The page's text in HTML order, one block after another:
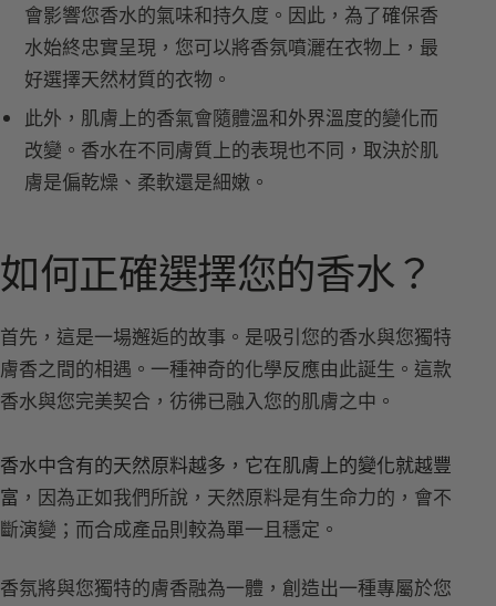
會影響您香水的氣味和持久度。因此，為了確保香
水始終忠實呈現，您可以將香氛噴灑在衣物上，最
好選擇天然材質的衣物。
此外，肌膚上的香氣會隨體溫和外界溫度的變化而
改變。香水在不同膚質上的表現也不同，取決於肌
膚是偏乾燥、柔軟還是細嫩。
如何正確選擇您的香水？
首先，這是一場邂逅的故事。是吸引您的香水與您獨特
膚香之間的相遇。一種神奇的化學反應由此誕生。這款
香水與您完美契合，彷彿已融入您的肌膚之中。
香水中含有的天然原料越多，它在肌膚上的變化就越豐
富 ，因為正如我們所說，天然原料是有生命力的，會不
斷演變；而合成產品則較為單一且穩定。
香氛將與您獨特的膚香融為一體，創造出一種專屬於您